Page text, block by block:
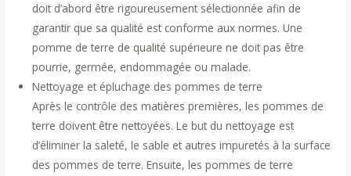
doit d’abord être rigoureusement sélectionnée afin de
garantir que sa qualité est conforme aux normes. Une
pomme de terre de qualité supérieure ne doit pas être
pourrie, germée, endommagée ou malade.
Nettoyage et épluchage des pommes de terre
Après le contrôle des matières premières, les pommes de
terre doivent être nettoyées. Le but du nettoyage est
d’éliminer la saleté, le sable et autres impuretés à la surface
des pommes de terre. Ensuite, les pommes de terre